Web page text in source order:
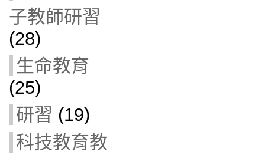
子教師研習
(28)
生命教育
(25)
研習 (19)
科技教育教